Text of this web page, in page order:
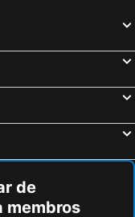
de
membros